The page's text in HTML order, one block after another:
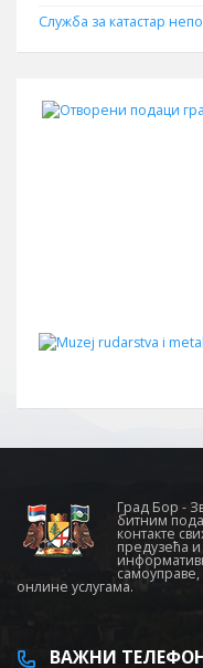
Служба за катастар
Град Бор -
битним
контакте
предузећа и
самоуправе,
онлине услугама.
ВАЖНИ